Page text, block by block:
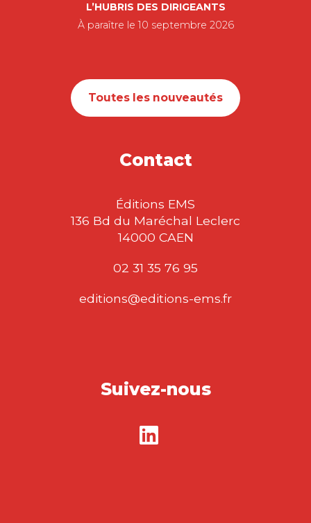
L’HUBRIS DES DIRIGEANTS
À paraître le 10 septembre 2026
Toutes les nouveautés
Contact
Éditions EMS
136 Bd du Maréchal Leclerc
14000 CAEN
02 31 35 76 95
editions@editions-ems.fr
Suivez-nous